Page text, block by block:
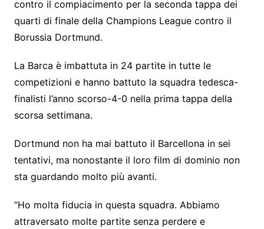
contro il compiacimento per la seconda tappa dei
quarti di finale della Champions League contro il
Borussia Dortmund.
La Barca è imbattuta in 24 partite in tutte le
competizioni e hanno battuto la squadra tedesca-
finalisti l’anno scorso-4-0 nella prima tappa della
scorsa settimana.
Dortmund non ha mai battuto il Barcellona in sei
tentativi, ma nonostante il loro film di dominio non
sta guardando molto più avanti.
“Ho molta fiducia in questa squadra. Abbiamo
attraversato molte partite senza perdere e